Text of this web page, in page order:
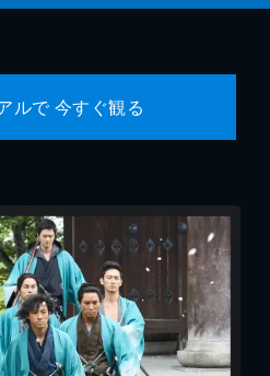
ルで 今すぐ観る